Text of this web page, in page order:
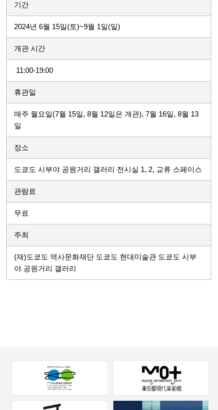
기간
2024년 6월 15일(토)~9월 1일(일)
개관 시간
11:00-19:00
휴관일
매주 월요일(7월 15일, 8월 12일은 개관), 7월 16일, 8월 13
일
장소
도쿄도 시부야 공원거리 갤러리 전시실 1, 2, 교류 스페이스
관람료
무료
주최
(재)도쿄도 역사문화재단 도쿄도 현대미술관 도쿄도 시부
야 공원거리 갤러리